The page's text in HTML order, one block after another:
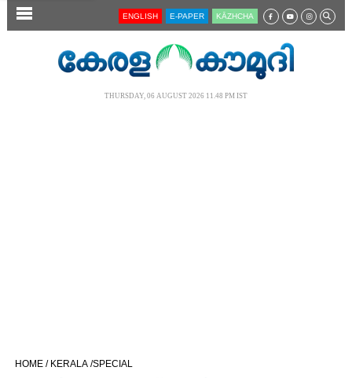
SECTIONS
CINEMA
ENGLISH E-PAPER KĀZHCHA
THURSDAY, 06 AUGUST 2026 11.48 PM IST
HOME / KERALA /SPECIAL